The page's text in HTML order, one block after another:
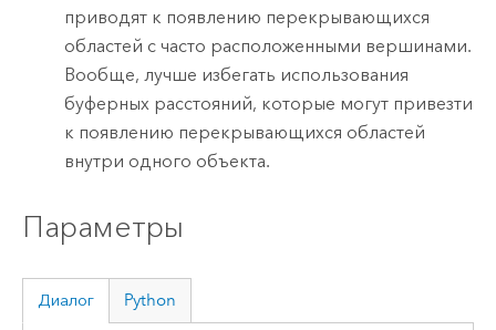
приводят к появлению перекрывающихся
областей с часто расположенными вершинами.
Вообще, лучше избегать использования
буферных расстояний, которые могут привезти
к появлению перекрывающихся областей
внутри одного объекта.
Параметры
Диалог Python